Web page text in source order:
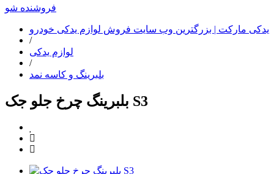
فروشنده شو
یدکی مارکت | بزرگترین وب سایت فروش لوازم یدکی خودرو
/
لوازم یدکی
/
بلبرینگ و کاسه نمد
بلبرینگ چرخ جلو جک S3